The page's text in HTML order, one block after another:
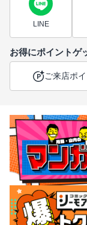
LINE
お得にポイントゲ
ご来店ポイ